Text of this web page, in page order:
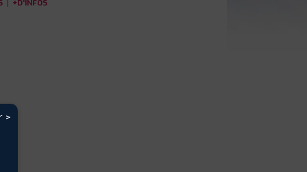
| +D'INFOS
>